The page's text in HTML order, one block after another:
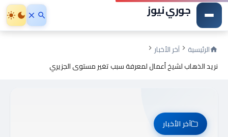
جوري نيوز
الرئيسية
آخر الأخبار
نريد الذهاب لشيخ أعمال لمعرفة سبب تغير مستوى الجزيري
آخر الأخبار